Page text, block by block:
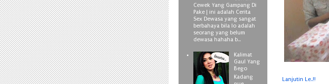
Lanjutin Le..!!
Cewek Yang Gampang Di
Pake | ini adalah Cerita
Sex Dewasa yang sangat
berbahaya bila lo adalah
seorang yang belum
dewasa hahaha b...
Kalimat
Gaul Yang
Bego
Kadang